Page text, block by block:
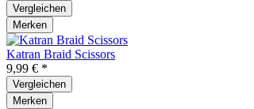
Vergleichen
Merken
Katran Braid Scissors
9,99 € *
Vergleichen
Merken